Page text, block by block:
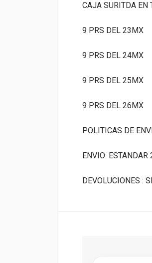
CAJA SURITDA
9 PRS DEL 23MX
9 PRS DEL 24MX
9 PRS DEL 25MX
9 PRS DEL 26MX
POLITICAS DE
ENVIO:
DEVOLUCIONES :